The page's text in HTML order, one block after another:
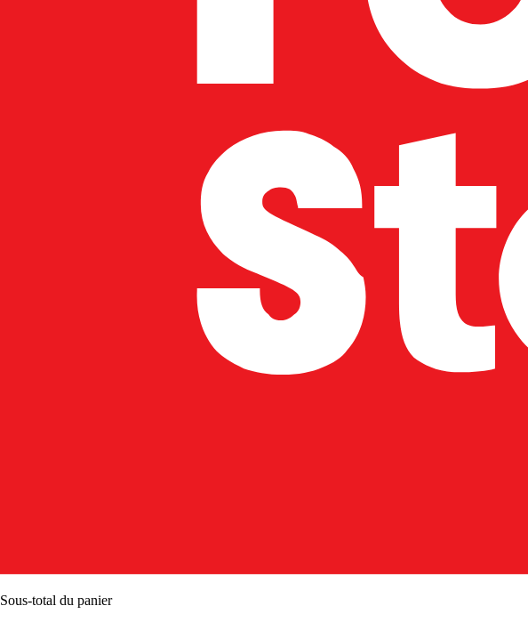
Sous-total du panier